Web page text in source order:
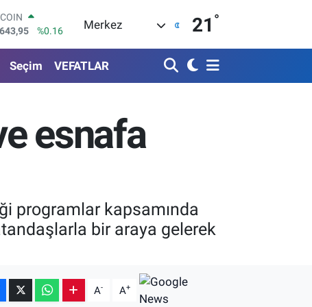
%0
%-0.08
%0
%70
Merkez 21 °
Seçim VEFATLAR
esnafa
programlar kapsamında
bir araya gelerek
A- A+